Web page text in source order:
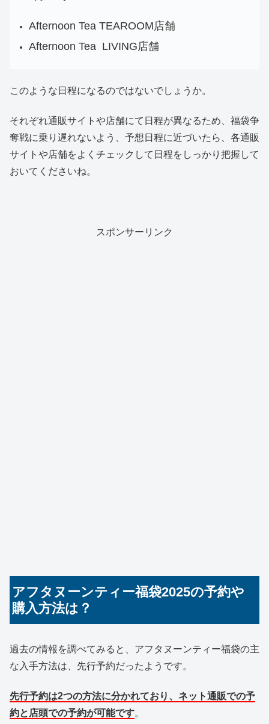
Afternoon Tea TEAROOM店舗
Afternoon Tea LIVING店舗
このような日程になるのではないでしょうか。
それぞれ通販サイトや店舗にて日程が異なるため、福袋争
奪戦に乗り遅れないよう、予想日程に近づいたら、各通販
サイトや店舗をよくチェックして日程をしっかり把握して
おいてくださいね。
スポンサーリンク
アフタヌーンティー福袋2025の予約や
購入方法は？
過去の情報を調べてみると、アフタヌーンティー福袋の主
な入手方法は、先行予約だったようです。
先行予約は2つの方法に分かれており、ネット通販での予
約と店頭での予約が可能です。